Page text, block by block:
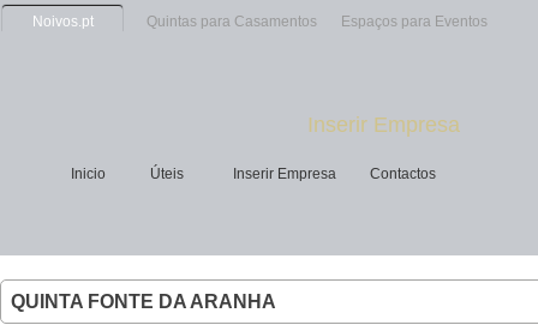
Inserir Empresa
Inicio Úteis Inserir Empresa Contactos
Noivos.pt Quintas para Casamentos Espaços para Eventos
QUINTA FONTE DA ARANHA